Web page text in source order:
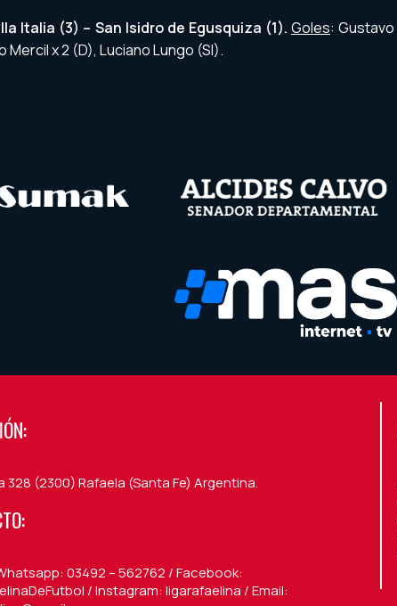
Italia (3) – San Isidro de Egusquiza (1). Goles: Gustavo
Mercil x 2 (D), Luciano Lungo (SI).
328 (2300) Rafaela (Santa Fe) Argentina.
03492 – 562762 / Facebook:
/ Instagram: ligarafaelina / Email: